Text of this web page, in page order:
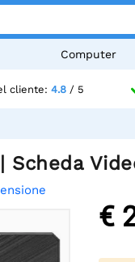
Computer
cliente: 4.8/ 5
€